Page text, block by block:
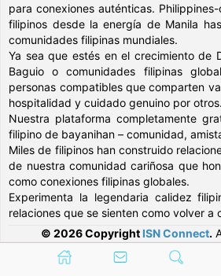
para conexiones auténticas.
filipinos desde la energía de Manila
comunidades filipinas mundiales.
Ya sea que estés en el crecimiento de
Baguio o comunidades filipinas
personas compatibles que comparten
hospitalidad y cuidado genuino por otros.
Nuestra plataforma completamente
filipino de bayanihan – comunidad,
Miles de filipinos han construido
de nuestra comunidad cariñosa que
como conexiones filipinas globales.
Experimenta la legendaria calidez
relaciones que se sienten como volver a
© 2026 Copyright ISN Connect.